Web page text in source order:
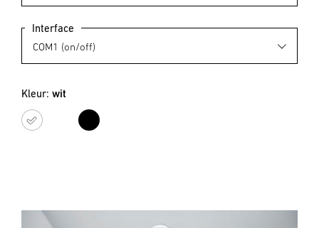
Interface
Kleur: wit
wit zwart